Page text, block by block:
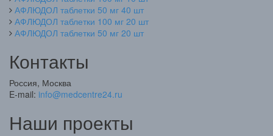
АФЛЮДОЛ таблетки 50 мг 40 шт
АФЛЮДОЛ таблетки 100 мг 20 шт
АФЛЮДОЛ таблетки 50 мг 20 шт
Контакты
Россия, Москва
E-mail: info@medcentre24.ru
Наши проекты